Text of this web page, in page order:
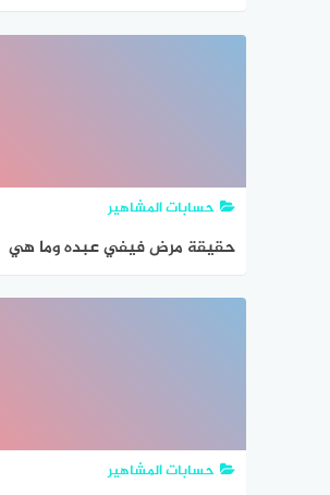
حسابات المشاهير
حقيقة مرض فيفي عبده وما هي
حسابات المشاهير